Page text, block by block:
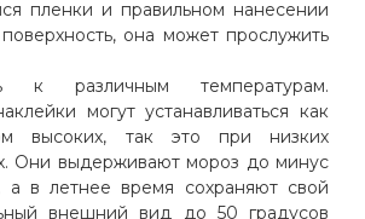
пленки и правильном нанесении
она может прослужить
к различным температурам.
могут устанавливаться как
высоких, так это при низких
Они выдерживают мороз до минус
а в летнее время сохраняют свой
внешний вид до 50 градусов